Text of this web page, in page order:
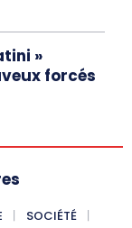
»
forcés
SOCIÉTÉ